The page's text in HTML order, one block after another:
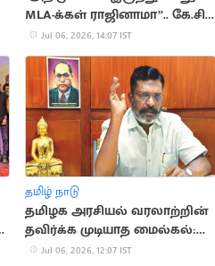
MLA-க்கள் ராஜினாமா”.. கே.சி.
பழனிசாமி தகவல்
Jul 06, 2026, 14:07 IST
தமிழ் நாடு
தமிழக அரசியல் வரலாற்றின்
தவிர்க்க முடியாத மைல்கல்:
திருமாவளவன்
Jul 06, 2026, 12:07 IST